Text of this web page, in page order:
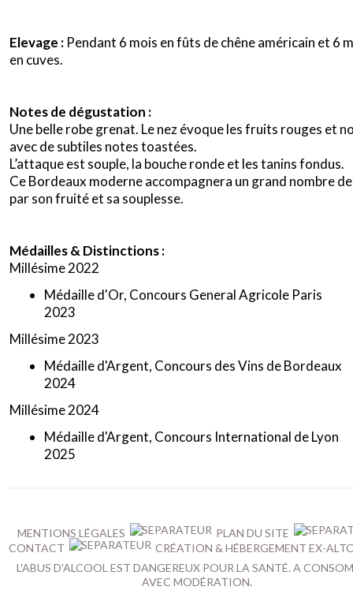
Elevage : Pendant 6 mois en fûts de chêne américain et 6
en cuves.
Notes de dégustation :
Une belle robe grenat. Le nez évoque les fruits rouges et
avec de subtiles notes toastées.
L’attaque est souple, la bouche ronde et les tanins fondus.
Ce Bordeaux moderne accompagnera un grand nombre
par son fruité et sa souplesse.
Médailles & Distinctions :
Millésime 2022
Médaille d'Or, Concours General Agricole Paris
2023
Millésime 2023
Médaille d'Argent, Concours des Vins de Bordeaux
2024
Millésime 2024
Médaille d'Argent, Concours International de Lyon
2025
MENTIONS LÉGALES
PLAN DU SITE
CONTACT
CRÉATION & HÉBERGEMENT EX-
L'ABUS D'ALCOOL EST DANGEREUX POUR LA SANTÉ. A
AVEC MODÉRATION.